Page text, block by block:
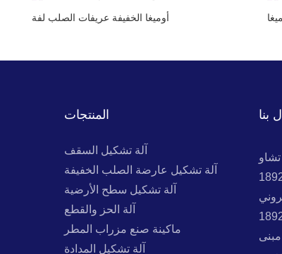
أوميغا الخفيفة عريفات الصلب لفة
المنتجات
آلة تشكيل السقف
آلة تشكيل عارضة الصلب الخفيفة
آلة تشكيل سطح الأرضية
آلة الحز والقطع
ماكينة صنع مزراب المطر
آلة تشكيل المدادة
بنا
تشاو
تيانجين هيدونغ 1411، مبنى